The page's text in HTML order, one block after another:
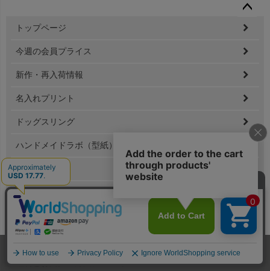
ペー
ップ
トップページ
今週の会員プライス
新作・再入荷情報
名入れプリント
ドッグスリング
ハンドメイドラボ（型紙）
ログイン
会員登録
メールマガジン
送料とお支払い方法について